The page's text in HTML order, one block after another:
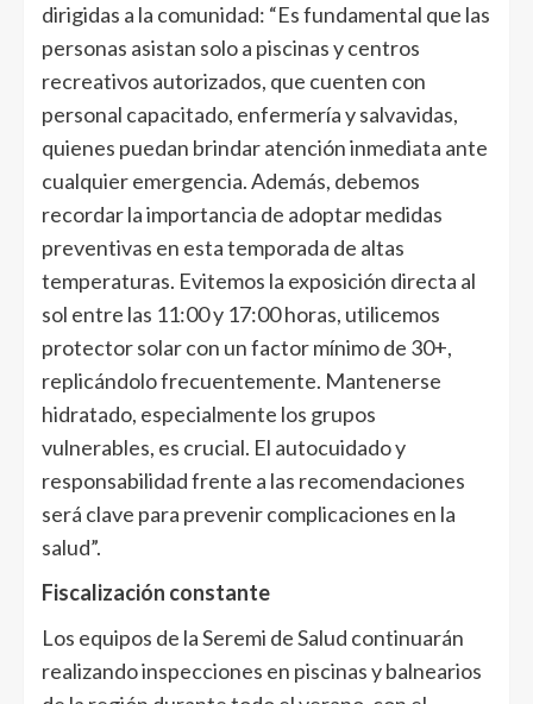
dirigidas a la comunidad: “Es fundamental que las
personas asistan solo a piscinas y centros
recreativos autorizados, que cuenten con
personal capacitado, enfermería y salvavidas,
quienes puedan brindar atención inmediata ante
cualquier emergencia. Además, debemos
recordar la importancia de adoptar medidas
preventivas en esta temporada de altas
temperaturas. Evitemos la exposición directa al
sol entre las 11:00 y 17:00 horas, utilicemos
protector solar con un factor mínimo de 30+,
replicándolo frecuentemente. Mantenerse
hidratado, especialmente los grupos
vulnerables, es crucial. El autocuidado y
responsabilidad frente a las recomendaciones
será clave para prevenir complicaciones en la
salud”.
Fiscalización constante
Los equipos de la Seremi de Salud continuarán
realizando inspecciones en piscinas y balnearios